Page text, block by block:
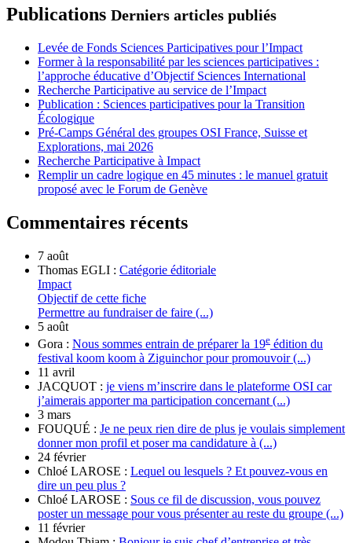
Publications Derniers articles publiés
Levée de Fonds Sciences Participatives pour l’Impact
Former à la responsabilité par les sciences participatives :
l’approche éducative d’Objectif Sciences International
Recherche Participative au service de l’Impact
Publication : Sciences participatives pour la Transition
Écologique
Pré-Camps Général des groupes OSI France, Suisse et
Explorations, mai 2026
Recherche Participative à Impact
Remplir un cadre logique en 45 minutes : le manuel gratuit
proposé avec le Forum de Genève
Commentaires récents
7 août
Thomas EGLI : Catégorie éditoriale
Impact
Objectif de cette fiche
Permettre au fundraiser de faire (...)
5 août
Gora : Nous sommes entrain de préparer la 19e édition du
festival koom koom à Ziguinchor pour promouvoir (...)
11 avril
JACQUOT : je viens m’inscrire dans le plateforme OSI car
j’aimerais apporter ma participation concernant (...)
3 mars
FOUQUÉ : Je ne peux rien dire de plus je voulais simplement
donner mon profil et poser ma candidature à (...)
24 février
Chloé LAROSE : Lequel ou lesquels ? Et pouvez-vous en
dire un peu plus ?
Chloé LAROSE : Sous ce fil de discussion, vous pouvez
poster un message pour vous présenter au reste du groupe (...)
11 février